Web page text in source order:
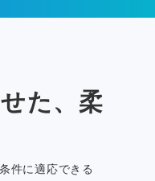
た、柔
件に適応できる